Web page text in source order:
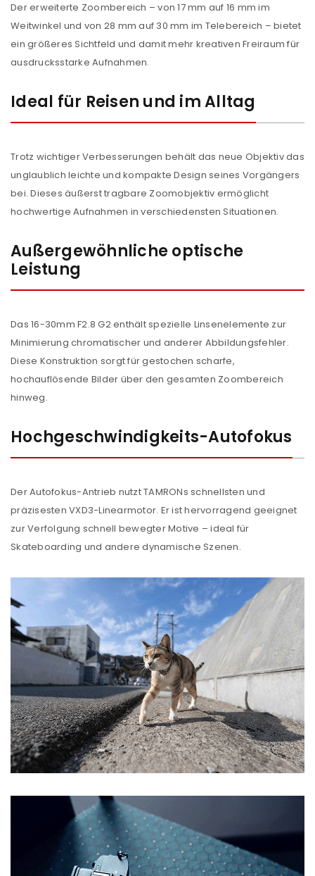
ANMELDEN
Benutzername oder E-Mail-Adresse*
Der erweiterte Zoombereich – von 17 mm auf 16 mm im
Weitwinkel und von 28 mm auf 30 mm im Telebereich – bietet
ein größeres Sichtfeld und damit mehr kreativen Freiraum für
ausdrucksstarke Aufnahmen.
Ideal für Reisen und im Alltag
Trotz wichtiger Verbesserungen behält das neue Objektiv das
unglaublich leichte und kompakte Design seines Vorgängers
bei. Dieses äußerst tragbare Zoomobjektiv ermöglicht
hochwertige Aufnahmen in verschiedensten Situationen.
Außergewöhnliche optische
Leistung
Das 16-30mm F2.8 G2 enthält spezielle Linsenelemente zur
Minimierung chromatischer und anderer Abbildungsfehler.
Diese Konstruktion sorgt für gestochen scharfe,
hochauflösende Bilder über den gesamten Zoombereich
hinweg.
Hochgeschwindigkeits-Autofokus
Der Autofokus-Antrieb nutzt TAMRONs schnellsten und
präzisesten VXD3-Linearmotor. Er ist hervorragend geeignet
zur Verfolgung schnell bewegter Motive – ideal für
Skateboarding und andere dynamische Szenen.